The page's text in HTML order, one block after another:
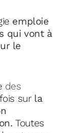
emploie
qui vont à
le
des
sur la
Toutes